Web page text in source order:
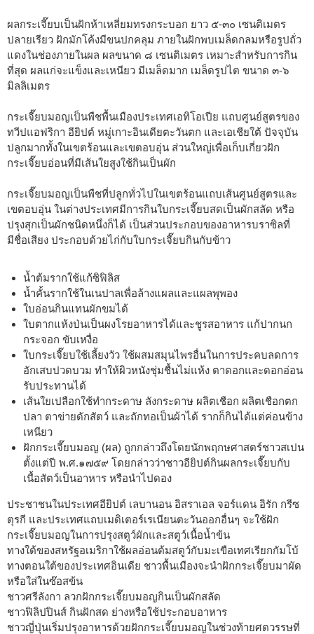
ผลกระเจี๊ยบเป็นฝักห้าเหลี่ยมทรงกระบอก ยาว ๕-๓๐ เซนติเมตร
ปลายเรียว ฝักมักโค้งมีขนปกคลุม ภายในฝักพบเมล็ดกลมหรือรูปถั่ว
แดงในช่องภายในผล ผลขนาด ๘ เซนติเมตร เหมาะสำหรับการกิน
ที่สุด ผลแก่จะแข็งและเหนียว มีเมล็ดมาก เมล็ดรูปไต ขนาด ๓-๖
มิลลิเมตร
กระเจี๊ยบมอญเป็นพืชพื้นเมืองประเทศเอทิโอเปีย แถบศูนย์สูตรของ
ทวีปแอฟริกา อียิปต์ หมู่เกาะอินเดียตะวันตก และเอเชียใต้ ปัจจุบัน
ปลูกมากทั้งในเขตร้อนและเขตอบอุ่น ส่วนใหญ่เพื่อเก็บเกี่ยวฝัก
กระเจี๊ยบอ่อนที่มีเส้นใยสูงใช้กินเป็นผัก
กระเจี๊ยบมอญเป็นพืชที่ปลูกทั่วไปในเขตร้อนแถบเส้นศูนย์สูตรและ
เขตอบอุ่น ในต่างประเทศมีการกินใบกระเจี๊ยบสดเป็นผักสลัด หรือ
ปรุงสุกเป็นผักชนิดหนึ่งก็ได้ เป็นส่วนประกอบของอาหารบราซิลที่
มีชื่อเสียง ประกอบด้วยไก่กับใบกระเจี๊ยบกินกับข้าว
น้ำต้มรากใช้แก้ซิฟิลิส
น้ำคั้นรากใช้ในเนปาลเพื่อล้างแผลและแผลพุพอง
ใบอ่อนกินแทนผักขมได้
ใบตากแห้งป่นเป็นผงโรยอาหารได้และชูรสอาหาร แก้ปากนก
กระจอก ขับเหงื่อ
ใบกระเจี๊ยบใช้เลี้ยงวัว ใช้ผสมสมุนไพรอื่นในการประคบลดการ
อักเสบปวดบวม ทำให้ผิวหนังชุ่มชื้นไม่แห้ง ตาดอกและดอกอ่อน
รับประทานได้
เส้นใยเปลือกใช้ทำกระดาษ ลังกระดาษ ผลิตเชือก ผลิตเชือกตก
ปลา ตาข่ายดักสัตว์ และถักทอเป็นผ้าได้ รากก็กินได้แต่ค่อนข้าง
เหนียว
ฝักกระเจี๊ยบมอญ (ผล) ถูกกล่าวถึงโดยนักพฤกษศาสตร์ชาวสเปน
ตั้งแต่ปี พ.ศ.๑๗๕๙ โดยกล่าวว่าชาวอียิปต์กินผลกระเจี๊ยบกับ
เนื้อสัตว์เป็นอาหาร หรือนำไปดอง
ประชาชนในประเทศอียิปต์ เลบานอน อิสราเอล จอร์แดน อิรัก กรีซ
ตุรกี และประเทศแถบเมดิเตอร์เรเนียนตะวันออกอื่นๆ จะใช้ฝัก
กระเจี๊ยบมอญในการปรุงสตูว์ผักและสตูว์เนื้อน้ำข้น
ทางใต้ของสหรัฐอเมริกาใช้ผลอ่อนต้มสตูว์กับมะเขือเทศเรียกกัมโบ้
ทางตอนใต้ของประเทศอินเดีย ชาวพื้นเมืองจะนำฝักกระเจี๊ยบมาผัด
หรือใส่ในซ๊อสข้น
ชาวศรีลังกา ลวกฝักกระเจี๊ยบมอญกินเป็นผักสลัด
ชาวฟิลิปปินส์ กินฝักสด ย่างหรือใช้ประกอบอาหาร
ชาวญี่ปุ่นเริ่มปรุงอาหารด้วยฝักกระเจี๊ยบมอญในช่วงท้ายศตวรรษที่